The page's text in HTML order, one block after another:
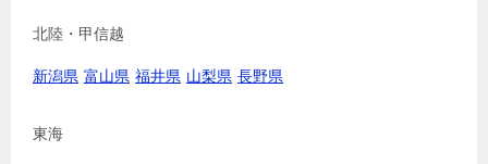
北陸・甲信越
新潟県 富山県 福井県 山梨県 長野県
東海